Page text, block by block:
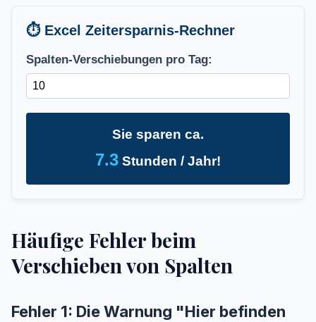
⏱️ Excel Zeitersparnis-Rechner
Spalten-Verschiebungen pro Tag:
Sie sparen ca.
7.3 Stunden / Jahr!
Häufige Fehler beim
Verschieben von Spalten
Fehler 1: Die Warnung "Hier befinden